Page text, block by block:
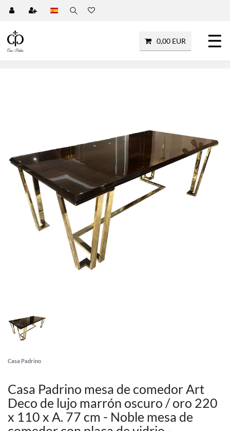
0,00 EUR ☰
Casa Padrino
Casa Padrino mesa de comedor Art
Deco de lujo marrón oscuro / oro 220
x 110 x A. 77 cm - Noble mesa de